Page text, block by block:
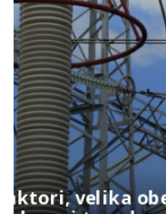
Haos na A3 u
Zatvaraju se